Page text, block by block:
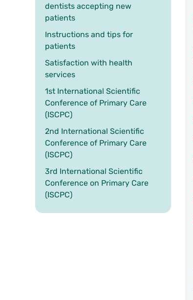
dentists accepting new
patients
Instructions and tips for
patients
Satisfaction with health
services
1st International Scientific
Conference of Primary Care
(ISCPC)
2nd International Scientific
Conference of Primary Care
(ISCPC)
3rd International Scientific
Conference on Primary Care
(ISCPC)